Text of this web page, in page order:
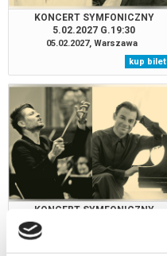
KONCERT SYMFONICZNY
5.02.2027 G.19:30
05.02.2027, Warszawa
kup bilet
KONCERT SYMFONICZNY